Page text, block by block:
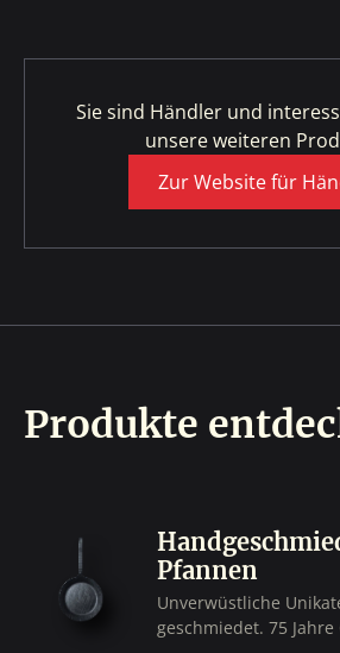
Sie sind Händler und
unsere weiteren
Zur Website für
Produkte
Pfannen
Unverwüstliche
geschmiedet. 75 Jahre